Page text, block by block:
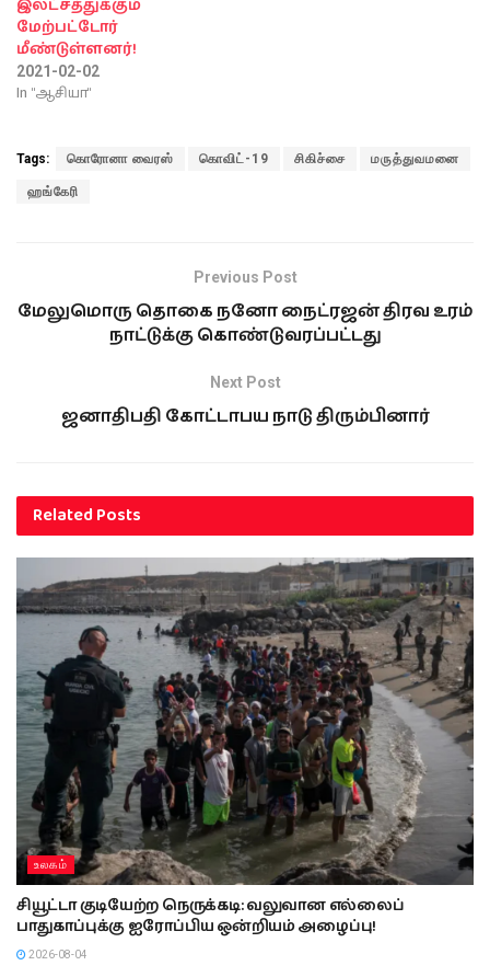
பத்து கோடியே
83இலட்சத்துக்கும்
மேற்பட்டோர் மொத்தமாக
கொரோனா வைரஸ் பெருந்
உலகளவில் கொவிட்-19
மற்றும் உயிரிழப்பை சந்தித்த
இலட்சத்துக்கும்
மேற்பட்டோர்
மீண்டுள்ளனர்!
2021-02-02
In "ஆசியா"
Tags: கொரோனா வைரஸ் கொவிட்-19 சிகிச்சை மருத்துவமனை
ஹங்கேரி
Previous Post
மேலுமொரு தொகை நனோ நைட்ரஜன் திரவ உரம்
நாட்டுக்கு கொண்டுவரப்பட்டது
Next Post
ஜனாதிபதி கோட்டாபய நாடு திரும்பினார்
RelatedPosts
உலகம்
சியூட்டா குடியேற்ற நெருக்கடி: வலுவான எல்லைப்
பாதுகாப்புக்கு ஐரோப்பிய ஒன்றியம் அழைப்பு!
2026-08-04